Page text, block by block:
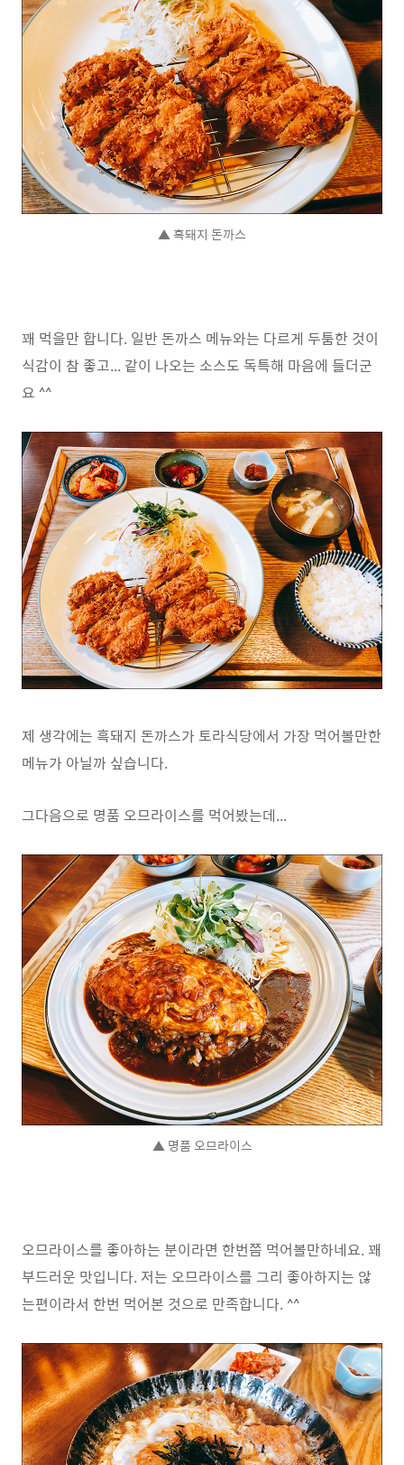
▲ 흑돼지 돈까스
꽤 먹을만 합니다. 일반 돈까스 메뉴와는 다르게 두툼한 것이
식감이 참 좋고... 같이 나오는 소스도 독특해 마음에 들더군
요 ^^
제 생각에는 흑돼지 돈까스가 토라식당에서 가장 먹어볼만한
메뉴가 아닐까 싶습니다.
그다음으로 명품 오므라이스를 먹어봤는데...
▲ 명품 오므라이스
오므라이스를 좋아하는 분이라면 한번쯤 먹어볼만하네요. 꽤
부드러운 맛입니다. 저는 오므라이스를 그리 좋아하지는 않
는편이라서 한번 먹어본 것으로 만족합니다. ^^